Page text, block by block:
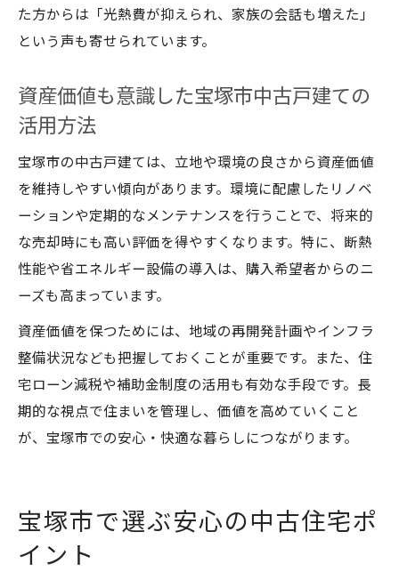
た方からは「光熱費が抑えられ、家族の会話も増えた」
という声も寄せられています。
資産価値も意識した宝塚市中古戸建ての
活用方法
宝塚市の中古戸建ては、立地や環境の良さから資産価値
を維持しやすい傾向があります。環境に配慮したリノベ
ーションや定期的なメンテナンスを行うことで、将来的
な売却時にも高い評価を得やすくなります。特に、断熱
性能や省エネルギー設備の導入は、購入希望者からのニ
ーズも高まっています。
資産価値を保つためには、地域の再開発計画やインフラ
整備状況なども把握しておくことが重要です。また、住
宅ローン減税や補助金制度の活用も有効な手段です。長
期的な視点で住まいを管理し、価値を高めていくこと
が、宝塚市での安心・快適な暮らしにつながります。
宝塚市で選ぶ安心の中古住宅ポ
イント